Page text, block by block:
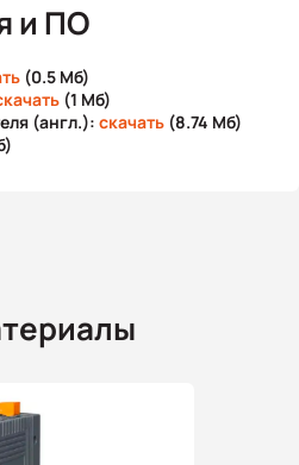
и ПО
(0.5 Мб)
(1 Мб)
(англ.): скачать (8.74 Мб)